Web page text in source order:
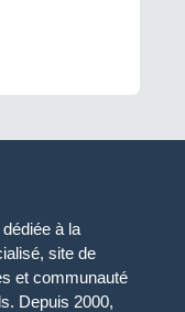
à la
site de
et communauté
Depuis 2000,